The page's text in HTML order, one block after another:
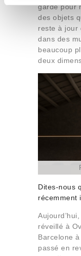
i
garde pour
des objets
reste à jour
dans des
beaucoup
deux
Dites-nous
récemment
réveillé à
Barcelone
passé en